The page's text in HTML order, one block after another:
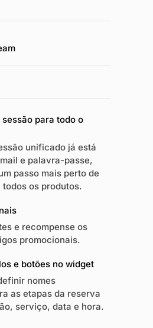
para todo o
unificado já está
e palavra-passe,
passo mais perto de
os produtos.
e recompense os
promocionais.
e botões no widget
nomes
as etapas da reserva
serviço, data e hora.